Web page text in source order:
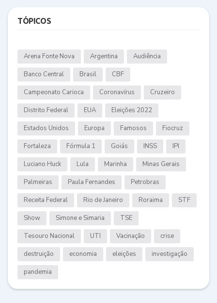
TÓPICOS
Arena Fonte Nova Argentina Audiência
Banco Central Brasil CBF
Campeonato Carioca Coronavírus Cruzeiro
Distrito Federal EUA Eleições 2022
Estados Unidos Europa Famosos Fiocruz
Fortaleza Fórmula 1 Goiás INSS IPI
Luciano Huck Lula Marinha Minas Gerais
Palmeiras Paula Fernandes Petrobras
Receita Federal Rio de Janeiro Roraima STF
Show Simone e Simaria TSE
Tesouro Nacional UTI Vacinação crise
destruição economia eleições investigação
pandemia